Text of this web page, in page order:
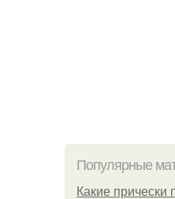
Популярные
Какие прически